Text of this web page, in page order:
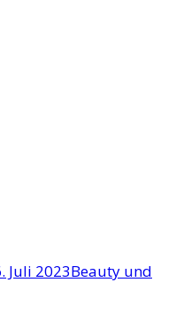
Juli 2023Beauty und